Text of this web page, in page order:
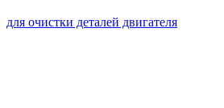
для очистки деталей двигателя